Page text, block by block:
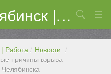
Грузчики Челябинск | Работа
Поиск
| Работа / Новости /
причины взрыва
Челябинска